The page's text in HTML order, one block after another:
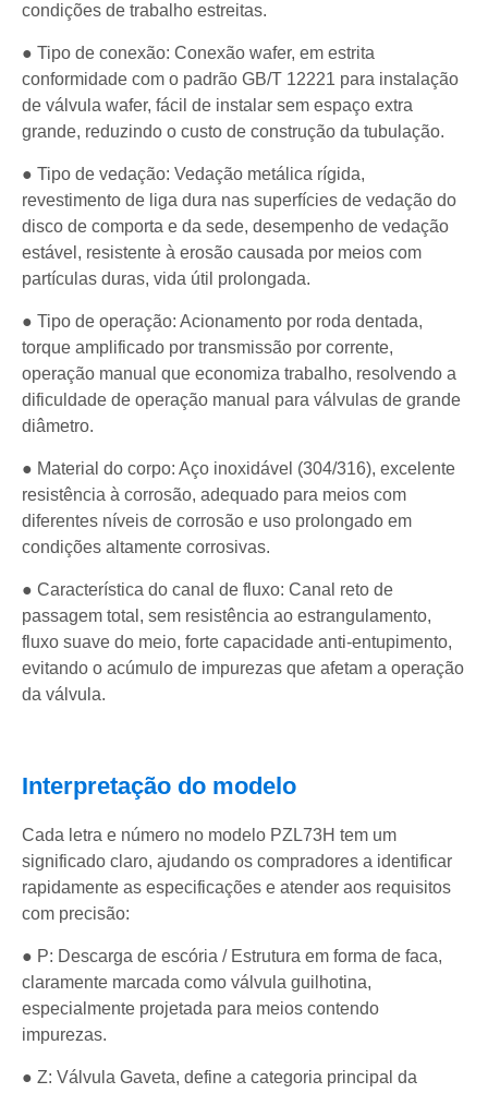
condições de trabalho estreitas.
● Tipo de conexão: Conexão wafer, em estrita
conformidade com o padrão GB/T 12221 para instalação
de válvula wafer, fácil de instalar sem espaço extra
grande, reduzindo o custo de construção da tubulação.
● Tipo de vedação: Vedação metálica rígida,
revestimento de liga dura nas superfícies de vedação do
disco de comporta e da sede, desempenho de vedação
estável, resistente à erosão causada por meios com
partículas duras, vida útil prolongada.
● Tipo de operação: Acionamento por roda dentada,
torque amplificado por transmissão por corrente,
operação manual que economiza trabalho, resolvendo a
dificuldade de operação manual para válvulas de grande
diâmetro.
● Material do corpo: Aço inoxidável (304/316), excelente
resistência à corrosão, adequado para meios com
diferentes níveis de corrosão e uso prolongado em
condições altamente corrosivas.
● Característica do canal de fluxo: Canal reto de
passagem total, sem resistência ao estrangulamento,
fluxo suave do meio, forte capacidade anti-entupimento,
evitando o acúmulo de impurezas que afetam a operação
da válvula.
Interpretação do modelo
Cada letra e número no modelo PZL73H tem um
significado claro, ajudando os compradores a identificar
rapidamente as especificações e atender aos requisitos
com precisão:
● P: Descarga de escória / Estrutura em forma de faca,
claramente marcada como válvula guilhotina,
especialmente projetada para meios contendo
impurezas.
● Z: Válvula Gaveta, define a categoria principal da